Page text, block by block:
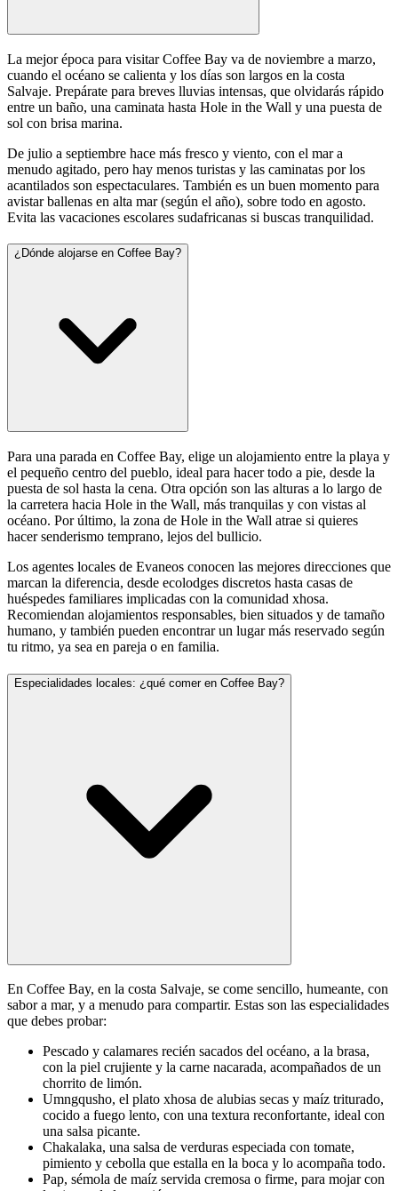
La mejor época para visitar Coffee Bay va de noviembre a marzo,
cuando el océano se calienta y los días son largos en la costa
Salvaje. Prepárate para breves lluvias intensas, que olvidarás rápido
entre un baño, una caminata hasta Hole in the Wall y una puesta de
sol con brisa marina.
De julio a septiembre hace más fresco y viento, con el mar a
menudo agitado, pero hay menos turistas y las caminatas por los
acantilados son espectaculares. También es un buen momento para
avistar ballenas en alta mar (según el año), sobre todo en agosto.
Evita las vacaciones escolares sudafricanas si buscas tranquilidad.
¿Dónde alojarse en Coffee Bay?
Para una parada en Coffee Bay, elige un alojamiento entre la playa y
el pequeño centro del pueblo, ideal para hacer todo a pie, desde la
puesta de sol hasta la cena. Otra opción son las alturas a lo largo de
la carretera hacia Hole in the Wall, más tranquilas y con vistas al
océano. Por último, la zona de Hole in the Wall atrae si quieres
hacer senderismo temprano, lejos del bullicio.
Los agentes locales de Evaneos conocen las mejores direcciones que
marcan la diferencia, desde ecolodges discretos hasta casas de
huéspedes familiares implicadas con la comunidad xhosa.
Recomiendan alojamientos responsables, bien situados y de tamaño
humano, y también pueden encontrar un lugar más reservado según
tu ritmo, ya sea en pareja o en familia.
Especialidades locales: ¿qué comer en Coffee Bay?
En Coffee Bay, en la costa Salvaje, se come sencillo, humeante, con
sabor a mar, y a menudo para compartir. Estas son las especialidades
que debes probar:
Pescado y calamares recién sacados del océano, a la brasa,
con la piel crujiente y la carne nacarada, acompañados de un
chorrito de limón.
Umngqusho, el plato xhosa de alubias secas y maíz triturado,
cocido a fuego lento, con una textura reconfortante, ideal con
una salsa picante.
Chakalaka, una salsa de verduras especiada con tomate,
pimiento y cebolla que estalla en la boca y lo acompaña todo.
Pap, sémola de maíz servida cremosa o firme, para mojar con